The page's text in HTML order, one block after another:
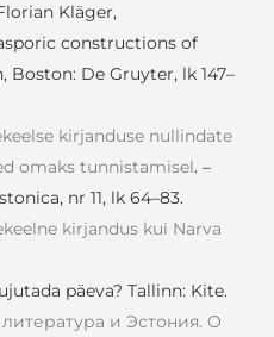
Kläger,
constructions of
Boston: De Gruyter, lk 147–
kirjanduse nullindate
omaks tunnistamisel. –
nr 11, lk 64–83.
kirjandus kui Narva
päeva? Tallinn: Kite.
литература и Эстония. О